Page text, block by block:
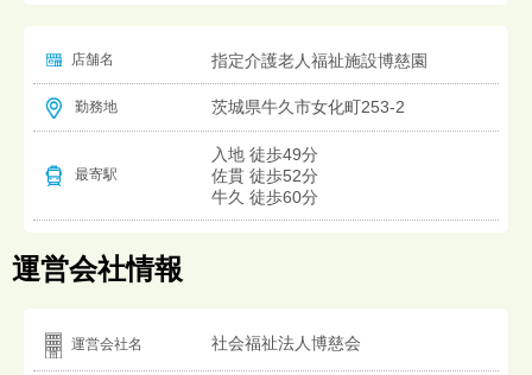
店舗名 指定介護老人福祉施設博慈園
勤務地 茨城県牛久市女化町253-2
最寄駅
入地 徒歩49分
佐貫 徒歩52分
牛久 徒歩60分
運営会社情報
運営会社名 社会福祉法人博慈会